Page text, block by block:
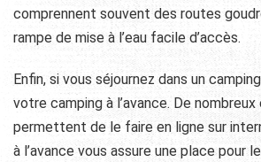
comprennent souvent des routes
rampe de mise à l’eau facile d’accès.
Enfin, si vous séjournez dans un
votre camping à l’avance. De
permettent de le faire en ligne sur
à l’avance vous assure une place pour